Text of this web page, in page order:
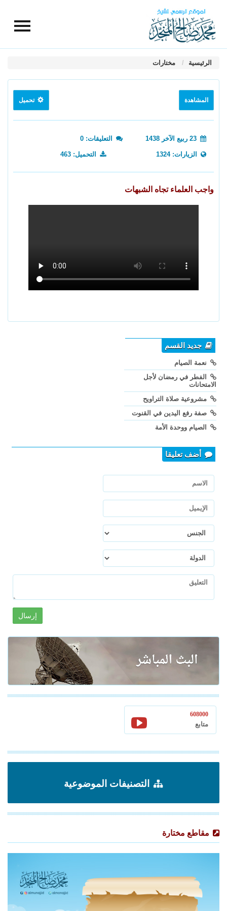
الرئيسية مختارات
المشاهدة تحميل
التعليقات: 0
الزيارات: 1324 التحميل: 463
واجب العلماء تجاه الشبهات
جديد القسم
نعمة الصيام
الفطر في رمضان لأجل
الامتحانات
مشروعية صلاة التراويح
صفة رفع اليدين في القنوت
الصيام ووحدة الأمة
أضف تعليقا
إرسال
608000
متابع
التصنيفات الموضوعية
مقاطع مختارة